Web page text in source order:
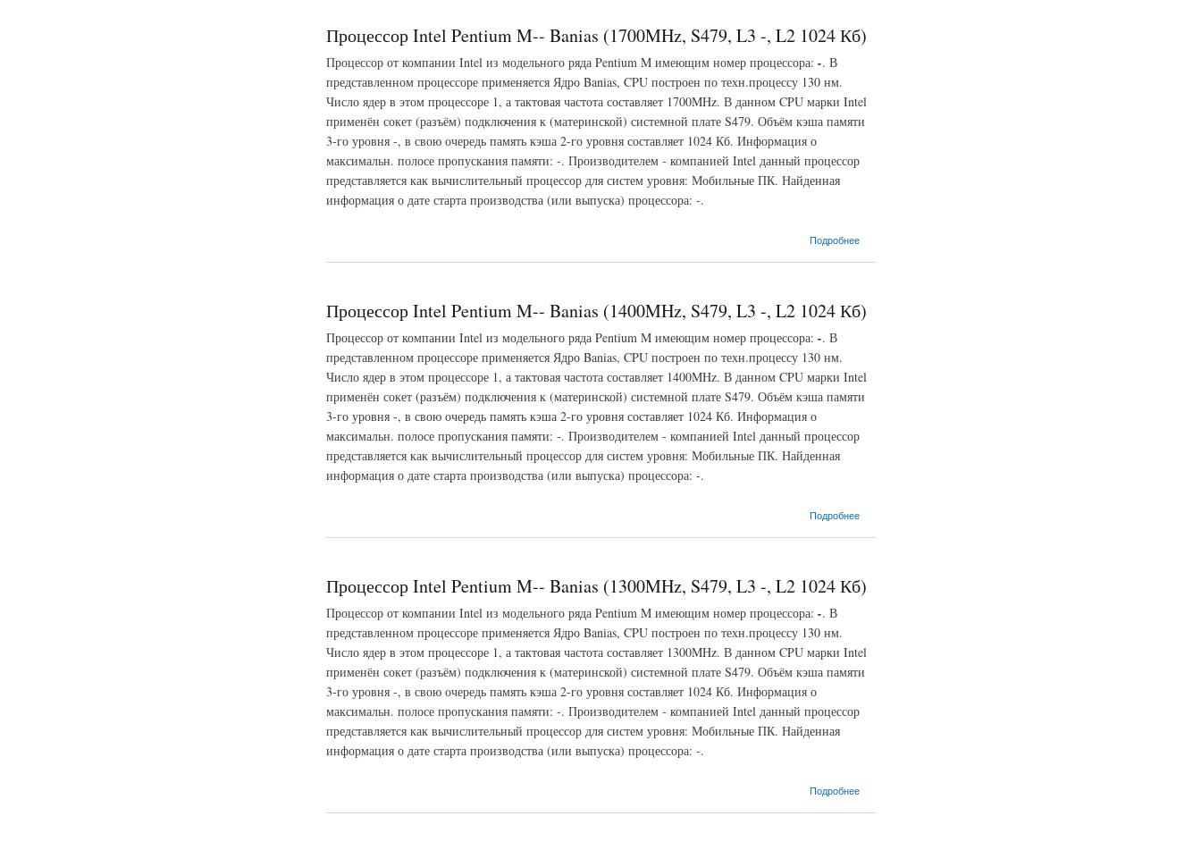
Процессор Intel Pentium M-- Banias (1700MHz, S479, L3 -, L2 1024 Кб)
Процессор от компании Intel из модельного ряда Pentium M имеющим номер процессора: -. В
представленном процессоре применяется Ядро Banias, CPU построен по техн.процессу 130 нм.
Число ядер в этом процессоре 1, а тактовая частота составляет 1700MHz. В данном CPU марки Intel
применён сокет (разъём) подключения к (материнской) системной плате S479. Объём кэша памяти
3-го уровня -, в свою очередь память кэша 2-го уровня составляет 1024 Кб. Информация о
максимальн. полосе пропускания памяти: -. Производителем - компанией Intel данный процессор
представляется как вычислительный процессор для систем уровня: Мобильные ПК. Найденная
информация о дате старта производства (или выпуска) процессора: -.
Подробнее
Процессор Intel Pentium M-- Banias (1400MHz, S479, L3 -, L2 1024 Кб)
Процессор от компании Intel из модельного ряда Pentium M имеющим номер процессора: -. В
представленном процессоре применяется Ядро Banias, CPU построен по техн.процессу 130 нм.
Число ядер в этом процессоре 1, а тактовая частота составляет 1400MHz. В данном CPU марки Intel
применён сокет (разъём) подключения к (материнской) системной плате S479. Объём кэша памяти
3-го уровня -, в свою очередь память кэша 2-го уровня составляет 1024 Кб. Информация о
максимальн. полосе пропускания памяти: -. Производителем - компанией Intel данный процессор
представляется как вычислительный процессор для систем уровня: Мобильные ПК. Найденная
информация о дате старта производства (или выпуска) процессора: -.
Подробнее
Процессор Intel Pentium M-- Banias (1300MHz, S479, L3 -, L2 1024 Кб)
Процессор от компании Intel из модельного ряда Pentium M имеющим номер процессора: -. В
представленном процессоре применяется Ядро Banias, CPU построен по техн.процессу 130 нм.
Число ядер в этом процессоре 1, а тактовая частота составляет 1300MHz. В данном CPU марки Intel
применён сокет (разъём) подключения к (материнской) системной плате S479. Объём кэша памяти
3-го уровня -, в свою очередь память кэша 2-го уровня составляет 1024 Кб. Информация о
максимальн. полосе пропускания памяти: -. Производителем - компанией Intel данный процессор
представляется как вычислительный процессор для систем уровня: Мобильные ПК. Найденная
информация о дате старта производства (или выпуска) процессора: -.
Подробнее